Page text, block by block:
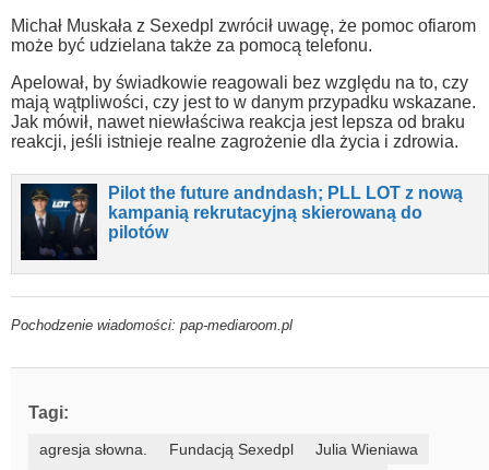
Michał Muskała z Sexedpl zwrócił uwagę, że pomoc ofiarom
może być udzielana także za pomocą telefonu.
Apelował, by świadkowie reagowali bez względu na to, czy
mają wątpliwości, czy jest to w danym przypadku wskazane.
Jak mówił, nawet niewłaściwa reakcja jest lepsza od braku
reakcji, jeśli istnieje realne zagrożenie dla życia i zdrowia.
Pilot the future andndash; PLL LOT z nową
kampanią rekrutacyjną skierowaną do
pilotów
Pochodzenie wiadomości: pap-mediaroom.pl
Tagi:
agresja słowna. Fundacją Sexedpl
Julia Wieniawa